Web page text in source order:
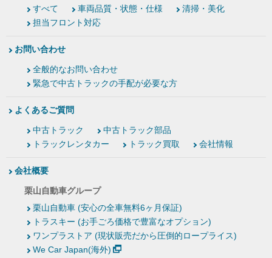
すべて 車両品質・状態・仕様
清掃・美化
担当フロント対応
お問い合わせ
全般的なお問い合わせ
緊急で中古トラックの手配が必要な方
よくあるご質問
中古トラック
中古トラック部品
トラックレンタカー
トラック買取 会社情報
会社概要
栗山自動車グループ
栗山自動車 (安心の全車無料6ヶ月保証)
トラスキー (お手ごろ価格で豊富なオプション)
ワンプラストア (現状販売だから圧倒的ロープライス)
We Car Japan(海外)